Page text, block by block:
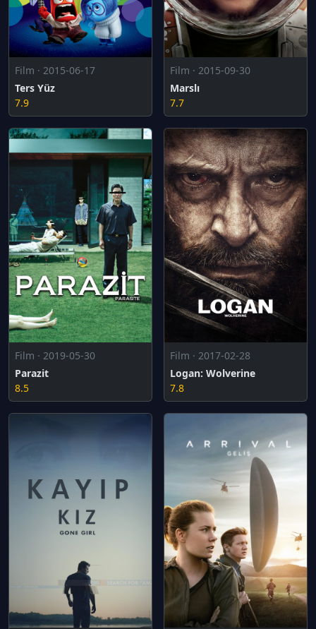
Film · 2015-06-17
Ters Yüz
7.9
Film · 2015-09-30
Marslı
7.7
Film · 2019-05-30
Parazit
8.5
Film · 2017-02-28
Logan: Wolverine
7.8